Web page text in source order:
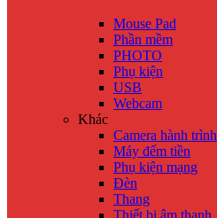
Mouse Pad
Phần mềm
PHOTO
Phụ kiện
USB
Webcam
Khác
Camera hành trình
Máy đếm tiền
Phụ kiện mạng
Đèn
Thang
Thiết bị âm thanh